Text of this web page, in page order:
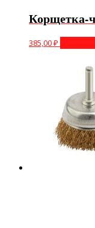
Корщетка-
385,00₽